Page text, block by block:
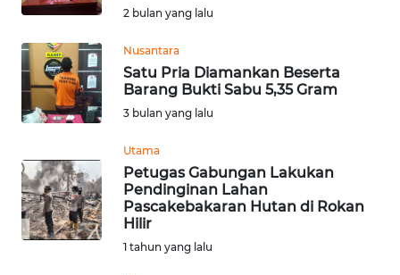
2 bulan yang lalu
Nusantara
Satu Pria Diamankan Beserta
Barang Bukti Sabu 5,35 Gram
3 bulan yang lalu
Utama
Petugas Gabungan Lakukan
Pendinginan Lahan
Pascakebakaran Hutan di Rokan
Hilir
1 tahun yang lalu
OPINI
PERISTIWA
Informasi
BERITA
KONTAK
KAMI